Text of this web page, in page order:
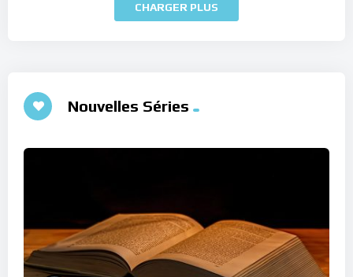
CHARGER PLUS
Nouvelles Séries